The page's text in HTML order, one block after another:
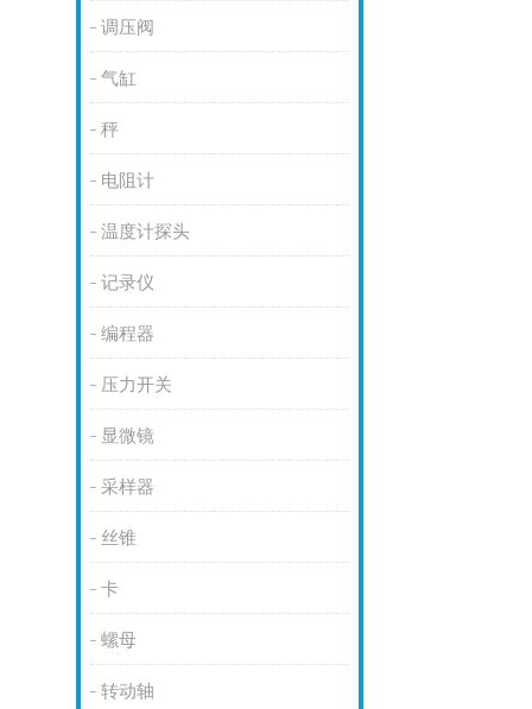
调压阀
气缸
秤
电阻计
温度计探头
记录仪
编程器
压力开关
显微镜
采样器
丝锥
卡
螺母
转动轴